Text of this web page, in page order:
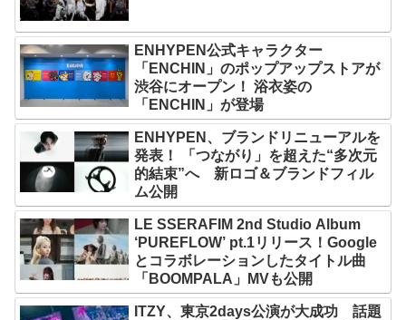
ENHYPEN公式キャラクター
「ENCHIN」のポップアップストアが
渋谷にオープン！ 浴衣姿の
「ENCHIN」が登場
ENHYPEN、ブランドリニューアルを
発表！ 「つながり」を超えた“多次元
的結束”へ 新ロゴ＆ブランドフィル
ム公開
LE SSERAFIM 2nd Studio Album
‘PUREFLOW’ pt.1リリース！Google
とコラボレーションしたタイトル曲
「BOOMPALA」MVも公開
ITZY、東京2days公演が大成功 話題